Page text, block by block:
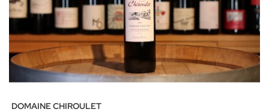
DOMAINE CHIROULET